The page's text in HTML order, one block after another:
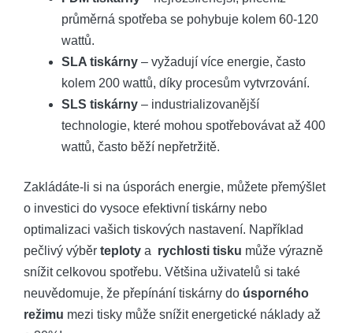
průměrná spotřeba se pohybuje ​kolem ‍60-120
wattů.
SLA tiskárny – vyžadují více⁤ energie, často
kolem ⁣200 wattů, díky procesům vytvrzování.
SLS tiskárny – industrializovanější
technologie, které mohou spotřebovávat až ⁣400
wattů, často běží nepřetržitě.
Zakládáte-li si na úsporách energie, můžete přemýšlet
o investici do vysoce efektivní tiskárny nebo
optimalizaci vašich‍ tiskových nastavení. ​Například
pečlivý výběr teploty a ​ rychlosti tisku může výrazně
snížit celkovou spotřebu. Většina uživatelů si také
neuvědomuje,⁤ že přepínání tiskárny ‍do úsporného
režimu mezi tisky může ⁢snížit energetické náklady až